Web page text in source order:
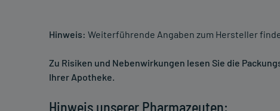
Hinweis: Weiterführende Angaben zum Hersteller
Zu Risiken und Nebenwirkungen lesen Sie die
Ihrer Apotheke.
Hinweis unserer Pharmazeuten: